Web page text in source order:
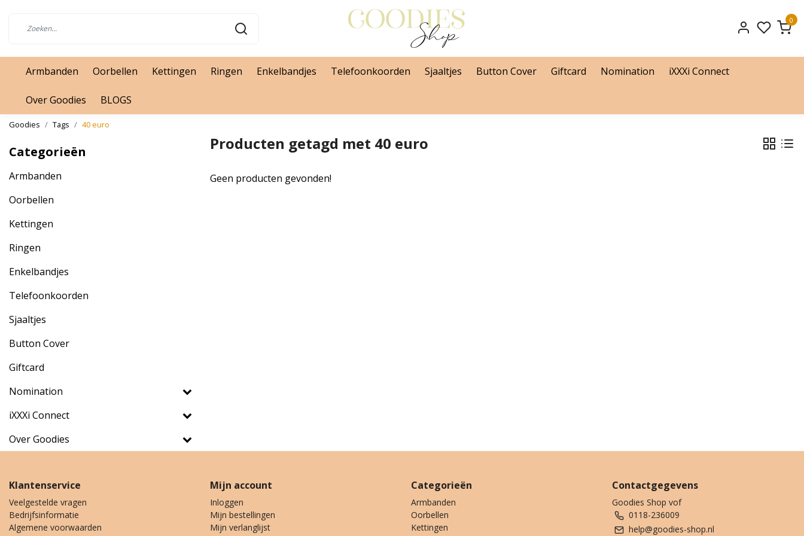
0
Armbanden Oorbellen Kettingen Ringen Enkelbandjes Telefoonkoorden Sjaaltjes Button Cover Giftcard Nomination iXXXi Connect
Over Goodies BLOGS
Goodies Tags 40 euro
Categorieën
Armbanden
Oorbellen
Kettingen
Ringen
Enkelbandjes
Telefoonkoorden
Sjaaltjes
Button Cover
Giftcard
Nomination
iXXXi Connect
Over Goodies
Producten getagd met 40 euro
Geen producten gevonden!
Klantenservice
Veelgestelde vragen
Bedrijfsinformatie
Algemene voorwaarden
Mijn account
Inloggen
Mijn bestellingen
Mijn verlanglijst
Categorieën
Armbanden
Oorbellen
Kettingen
Contactgegevens
Goodies Shop vof
0118-236009
help@goodies-shop.nl